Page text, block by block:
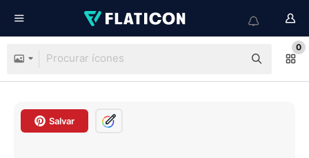
0
Salvar